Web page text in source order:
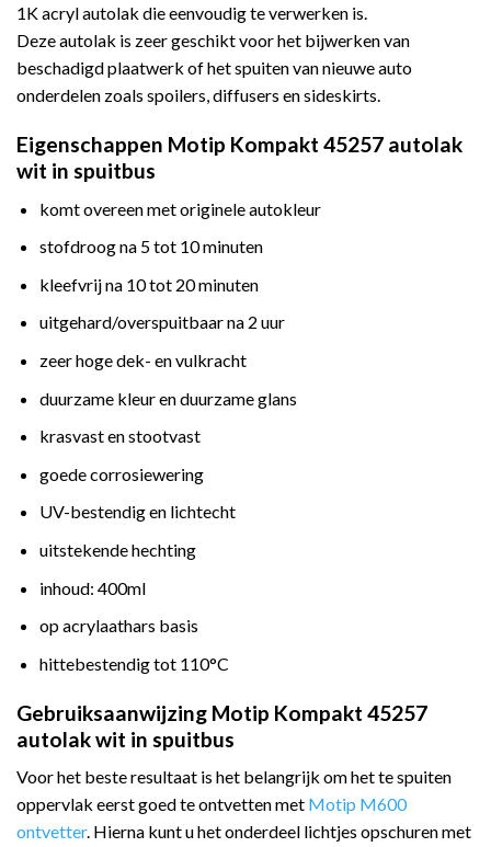
1K acryl autolak die eenvoudig te verwerken is.
Deze autolak is zeer geschikt voor het bijwerken van
beschadigd plaatwerk of het spuiten van nieuwe auto
onderdelen zoals spoilers, diffusers en sideskirts.
Eigenschappen Motip Kompakt 45257 autolak
wit in spuitbus
komt overeen met originele autokleur
stofdroog na 5 tot 10 minuten
kleefvrij na 10 tot 20 minuten
uitgehard/overspuitbaar na 2 uur
zeer hoge dek- en vulkracht
duurzame kleur en duurzame glans
krasvast en stootvast
goede corrosiewering
UV-bestendig en lichtecht
uitstekende hechting
inhoud: 400ml
op acrylaathars basis
hittebestendig tot 110°C
Gebruiksaanwijzing Motip Kompakt 45257
autolak wit in spuitbus
Voor het beste resultaat is het belangrijk om het te spuiten
oppervlak eerst goed te ontvetten met Motip M600
ontvetter. Hierna kunt u het onderdeel lichtjes opschuren met